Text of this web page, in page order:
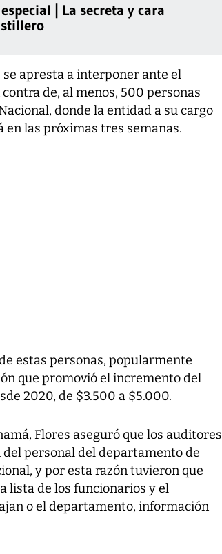
| La secreta y cara
apresta a interponer ante el
de, al menos, 500 personas
donde la entidad a su cargo
las próximas tres semanas.
estas personas, popularmente
que promovió el incremento del
2020, de $3.500 a $5.000.
Flores aseguró que los auditores
personal del departamento de
y por esta razón tuvieron que
lista de los funcionarios y el
o el departamento, información